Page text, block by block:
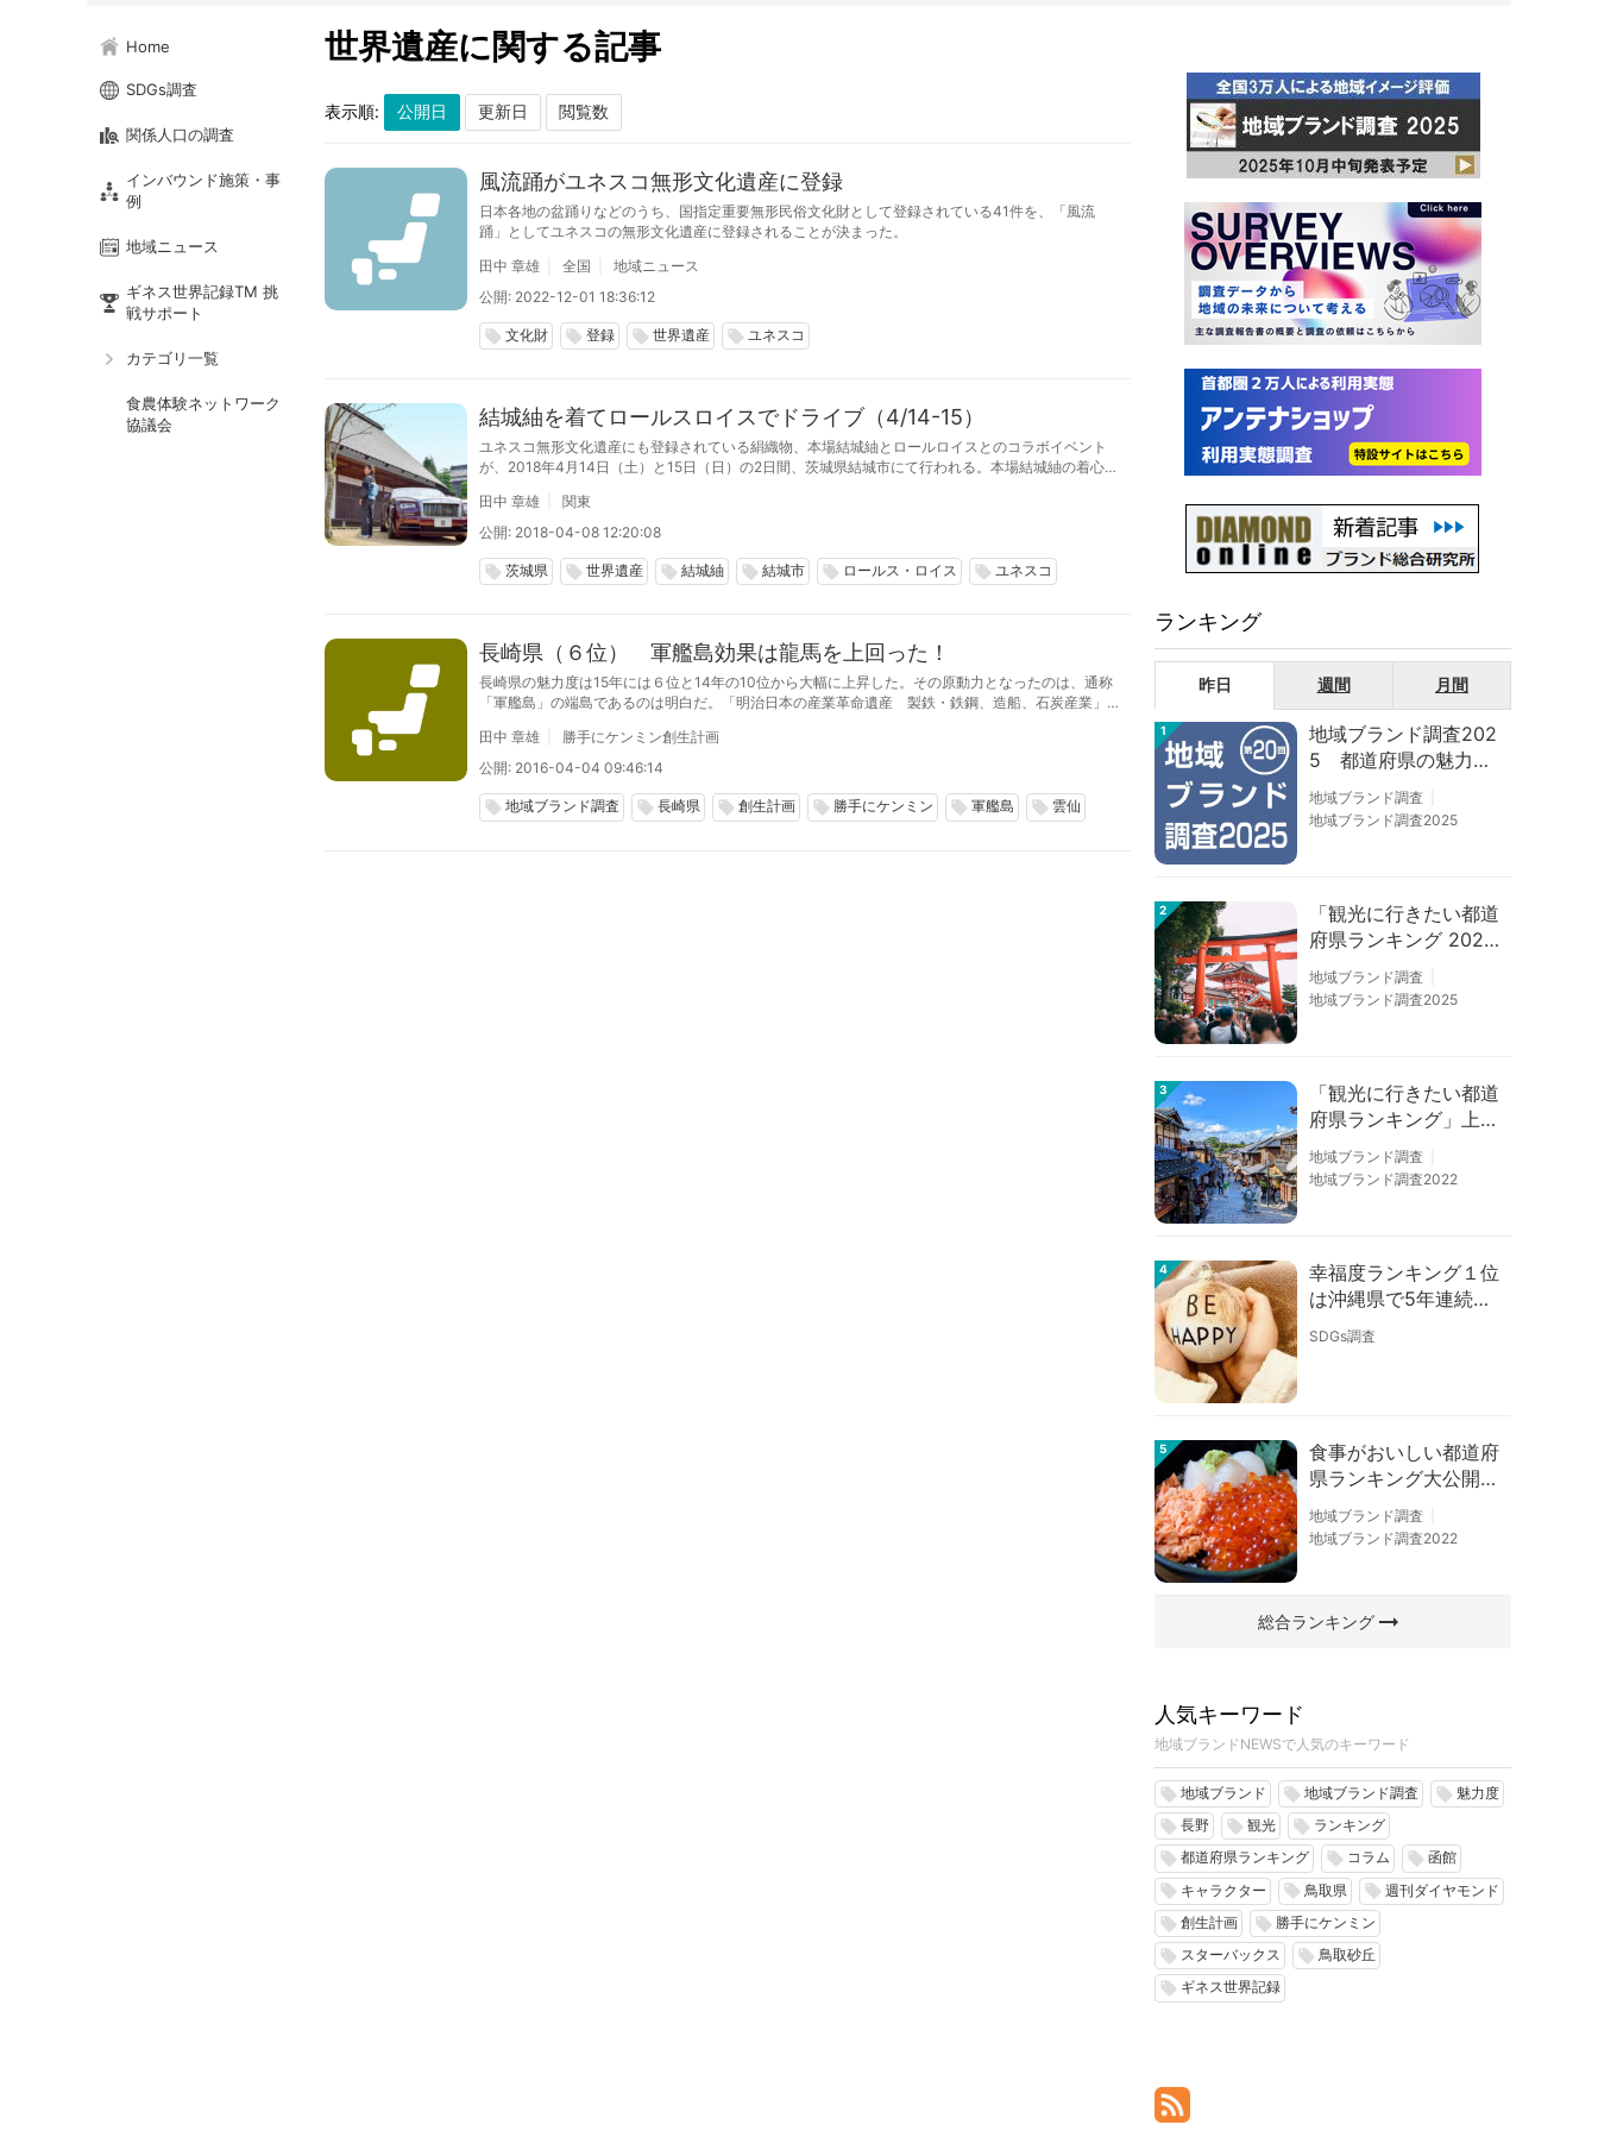
Home
SDGs調査
関係人口の調査
インバウンド施策・事
例
地域ニュース
ギネス世界記録TM 挑
戦サポート
カテゴリ一覧
食農体験ネットワーク
協議会
世界遺産に関する記事
表示順:
風流踊がユネスコ無形文化遺産に登録
日本各地の盆踊りなどのうち、国指定重要無形民俗文化財として登録されている41件を、「風流
踊」としてユネスコの無形文化遺産に登録されることが決まった。
田中 章雄
全国
地域ニュース
公開: 2022-12-01 18:36:12
local_offer 文化財 local_offer 登録 local_offer 世界遺産 local_offer ユネスコ
結城紬を着てロールスロイスでドライブ（4/14-15）
ユネスコ無形文化遺産にも登録されている絹織物、本場結城紬とロールロイスとのコラボイベント
が、2018年4月14日（土）と15日（日）の2日間、茨城県結城市にて行われる。本場結城紬の着心地
イスでドライブをする
田中 章雄
関東
公開: 2018-04-08 12:20:08
local_offer 茨城県 local_offer 世界遺産 local_offer 結城紬 local_offer 結城市 local_offer ロールス・ロイス local_offer ユネスコ
長崎県（６位） 軍艦島効果は龍馬を上回った！
長崎県の魅力度は15年には６位と14年の10位から大幅に上昇した。その原動力となったのは、通称
「軍艦島」の端島であるのは明白だ。「明治日本の産業革命遺産 製鉄・鉄鋼、造船、石炭産業」
毎回満席の人気となっている。
田中 章雄
勝手にケンミン創生計画
公開: 2016-04-04 09:46:14
local_offer 地域ブランド調査 local_offer 長崎県 local_offer 創生計画 local_offer 勝手にケンミン local_offer 軍艦島 local_offer 雲仙
ランキング
昨日 週間 月間
1
地域ブランド調査202
5 都道府県の魅力度
等調査結果
地域ブランド調査
地域ブランド調査2025
2
「観光に行きたい都道
府県ランキング 202
6」京都は低下、神奈
川上昇
地域ブランド調査
地域ブランド調査2025
3
「観光に行きたい都道
府県ランキング」上位
の順位に変動あり
地域ブランド調査
地域ブランド調査2022
4
幸福度ランキング１位
は沖縄県で5年連続！
佐賀、愛知が順位上昇
【幸福度調査2026】
SDGs調査
5
食事がおいしい都道府
県ランキング大公開！
１位は北海道、３位は
大阪府、２位は〇〇
地域ブランド調査
地域ブランド調査2022
総合ランキングarrow_right_alt
人気キーワード
地域ブランドNEWSで人気のキーワード
local_offer 地域ブランド local_offer 地域ブランド調査 local_offer 魅力度
local_offer 長野 local_offer 観光 local_offer ランキング
local_offer 都道府県ランキング local_offer コラム local_offer 函館
local_offer キャラクター local_offer 鳥取県 local_offer 週刊ダイヤモンド
local_offer 創生計画 local_offer 勝手にケンミン
local_offer スターバックス local_offer 鳥取砂丘
local_offer ギネス世界記録